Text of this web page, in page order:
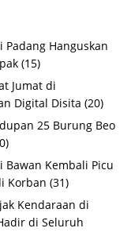
Hanguskan
(15)
Jumat di
Digital Disita (20)
25 Burung Beo
Bawan Kembali Picu
Korban (31)
Kendaraan di
di Seluruh